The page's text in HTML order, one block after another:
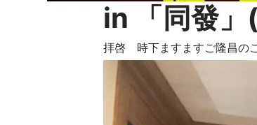
in 「同發
拝啓 時下ますますご隆昌の